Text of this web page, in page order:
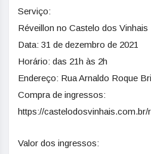
Serviço:
Réveillon no Castelo dos Vinhais
Data: 31 de dezembro de 2021
Horário: das 21h às 2h
Endereço: Rua Arnaldo Roque
Compra de ingressos:
https://castelodosvinhais.com.br/
Valor dos ingressos: